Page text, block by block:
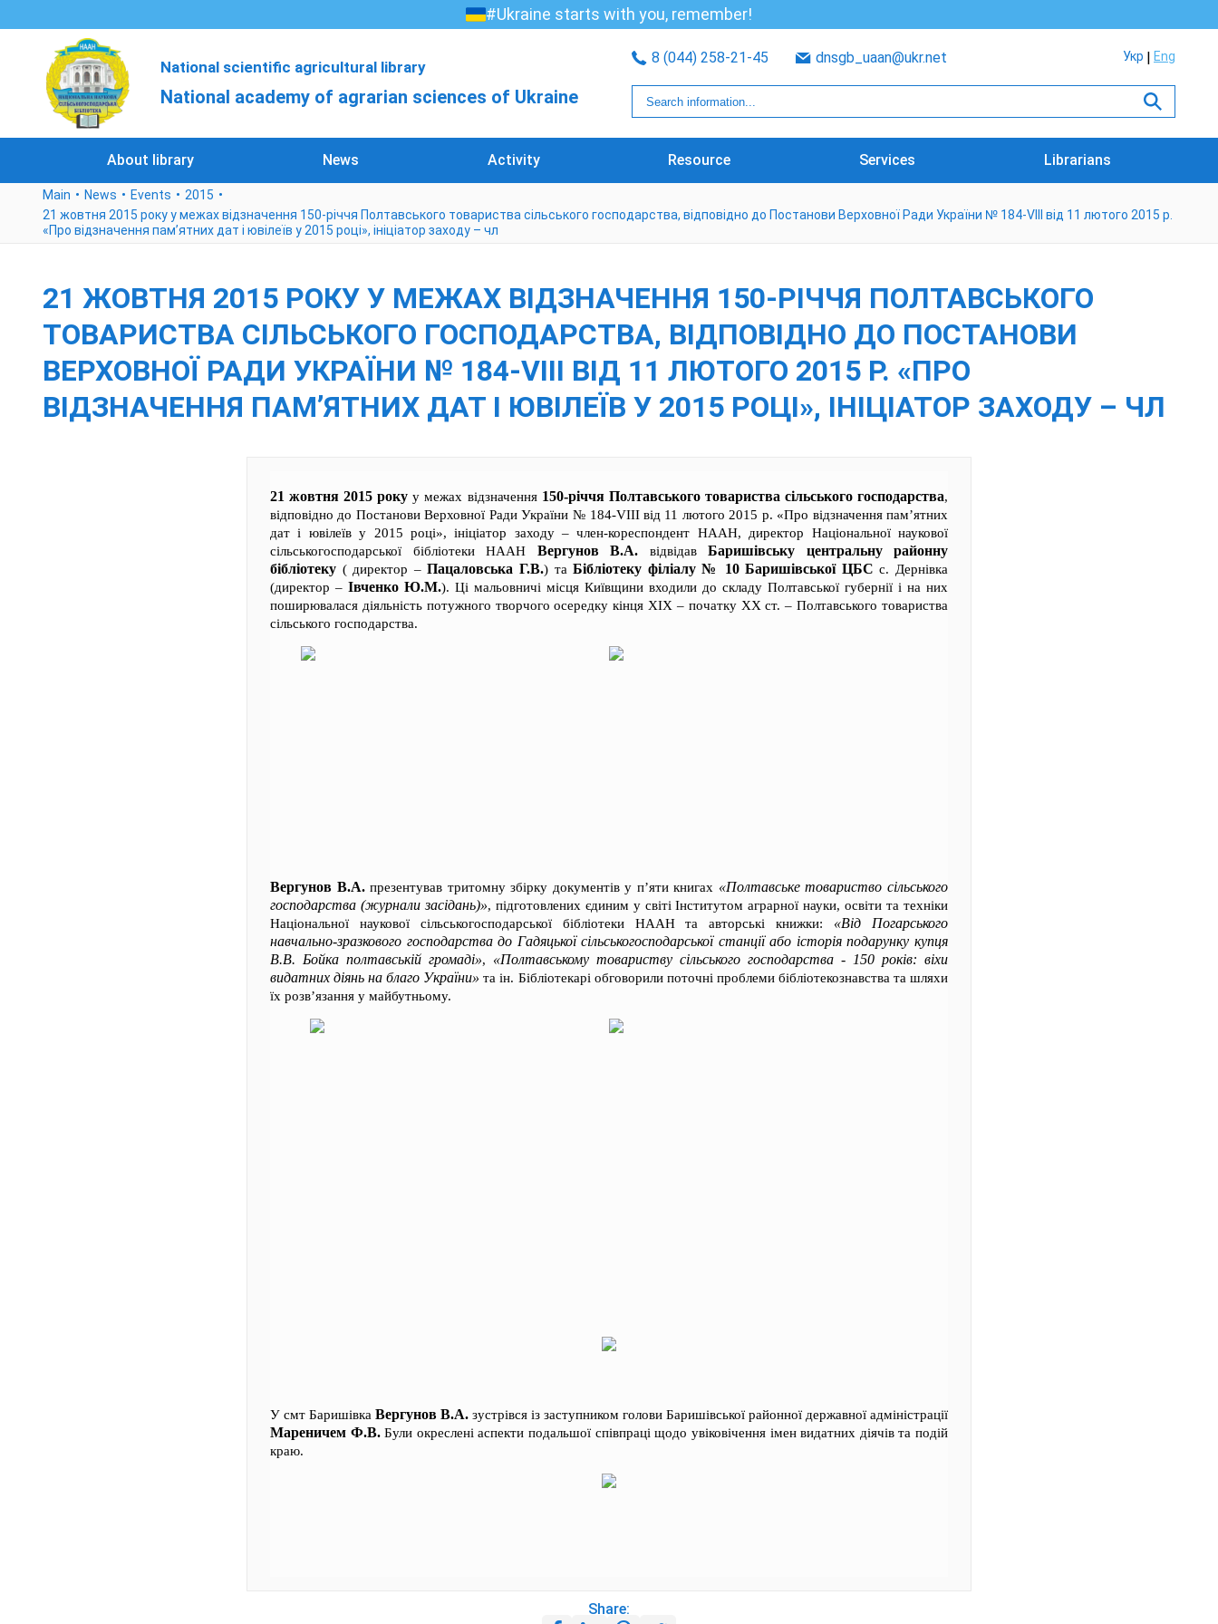
#Ukraine starts with you, remember!
National scientific agricultural library
National academy of agrarian sciences of Ukraine
8 (044) 258-21-45 dnsgb_uaan@ukr.net Укр Eng
About library News Activity Resource Services Librarians
Main News Events
2015
21 жовтня 2015 року у межах відзначення 150-річчя Полтавського товариства сільського господарства, відповідно до Постанови Верховної Ради України № 184-VIII від 11 лютого 2015 р.
«Про відзначення пам’ятних дат і ювілеїв у 2015 році», ініціатор заходу – чл
21 ЖОВТНЯ 2015 РОКУ У МЕЖАХ ВІДЗНАЧЕННЯ 150-РІЧЧЯ ПОЛТАВСЬКОГО
ТОВАРИСТВА СІЛЬСЬКОГО ГОСПОДАРСТВА, ВІДПОВІДНО ДО ПОСТАНОВИ
ВЕРХОВНОЇ РАДИ УКРАЇНИ № 184-VIII ВІД 11 ЛЮТОГО 2015 Р. «ПРО
ВІДЗНАЧЕННЯ ПАМ’ЯТНИХ ДАТ І ЮВІЛЕЇВ У 2015 РОЦІ», ІНІЦІАТОР ЗАХОДУ – ЧЛ
21 жовтня 2015 року у межах відзначення 150-річчя Полтавського товариства сільського господарства,
відповідно до Постанови Верховної Ради України № 184-VIII від 11 лютого 2015 р. «Про відзначення пам’ятних
дат і ювілеїв у 2015 році», ініціатор заходу – член-кореспондент НААН, директор Національної наукової
сільськогосподарської бібліотеки НААН Вергунов В.А. відвідав Баришівську центральну районну
бібліотеку ( директор –Пацаловська Г.В.) таБібліотеку філіалу № 10 Баришівської ЦБС с. Дернівка
(директор – Івченко Ю.М.). Ці мальовничі місця Київщини входили до складу Полтавської губернії і на них
поширювалася діяльність потужного творчого осередку кінця ХІХ – початку ХХ ст. – Полтавського товариства
сільського господарства.
Вергунов В.А.презентував тритомну збірку документів у п’яти книгах «Полтавське товариство сільського
господарства (журнали засідань)», підготовлених єдиним у світі Інститутом аграрної науки, освіти та техніки
Національної наукової сільськогосподарської бібліотеки НААН та авторські книжки: «Від Погарського
навчально-зразкового господарства до Гадяцької сільськогосподарської станції або історія подарунку купця
В.В. Бойка полтавській громаді», «Полтавському товариству сільського господарства - 150 років: віхи
видатних діянь на благо України» та ін. Бібліотекарі обговорили поточні проблеми бібліотекознавства та шляхи
їх розв’язання у майбутньому.
У смт Баришівка Вергунов В.А. зустрівся із заступником голови Баришівської районної державної адміністрації
Мареничем Ф.В.Були окреслені аспекти подальшої співпраці щодо увіковічення імен видатних діячів та подій
краю.
Share: